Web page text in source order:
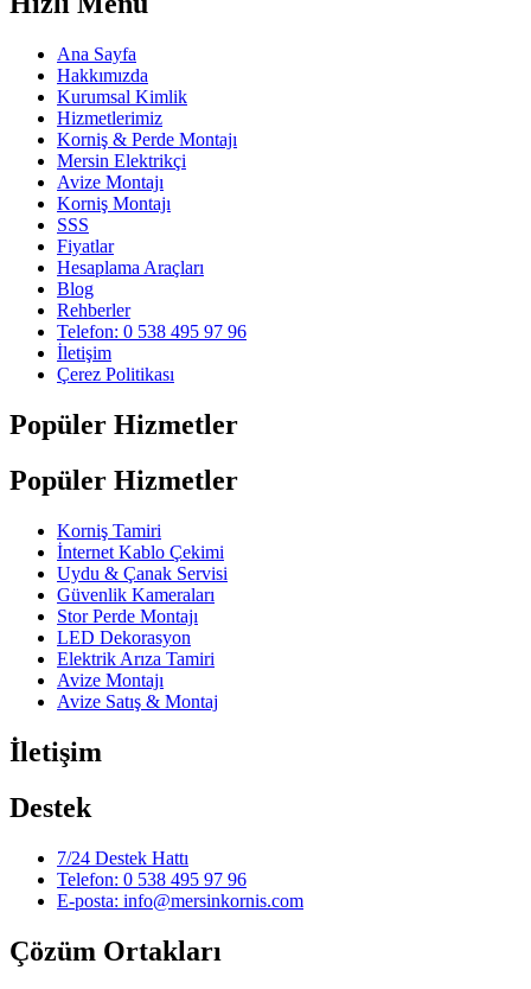
Ana Sayfa
Hakkımızda
Kurumsal Kimlik
Hizmetlerimiz
Korniş & Perde Montajı
Mersin Elektrikçi
Avize Montajı
Korniş Montajı
SSS
Fiyatlar
Hesaplama Araçları
Blog
Rehberler
Telefon: 0 538 495 97 96
İletişim
Çerez Politikası
Popüler Hizmetler
Popüler Hizmetler
Korniş Tamiri
İnternet Kablo Çekimi
Uydu & Çanak Servisi
Güvenlik Kameraları
Stor Perde Montajı
LED Dekorasyon
Elektrik Arıza Tamiri
Avize Montajı
Avize Satış & Montaj
İletişim
Destek
7/24 Destek Hattı
Telefon: 0 538 495 97 96
E-posta: info@mersinkornis.com
Çözüm Ortakları